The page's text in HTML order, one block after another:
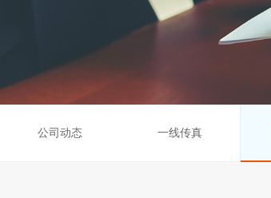
公司动态 一线传真